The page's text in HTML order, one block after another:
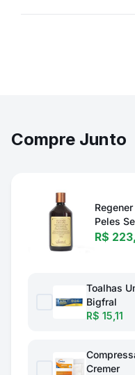
Compre Junto
Peles
R$
Toalhas
Bigfral
R$ 15,11
Cremer